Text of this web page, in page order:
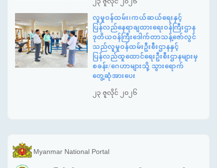
လူမှုဝန်ထမ်း၊ကယ်ဆယ်ရေးနှင့်
ပြန်လည်နေရာချထားရေးဝန်ကြီးဌာန
ဒုတိယဝန်ကြီးဒေါက်တာသန့်ဇော်လွင်
သည်လူမှုဝန်ထမ်းဦးစီးဌာနနှင့်
ပြန်လည်ထူထောင်ရေးဦးစီးဌာနများမှ
စခန်း/ဂေဟာများသို့ သွားရောက်
တွေ့ဆုံအားပေး
၂၃ ဇူလိုင် ၂၀၂၆
Myanmar National Portal